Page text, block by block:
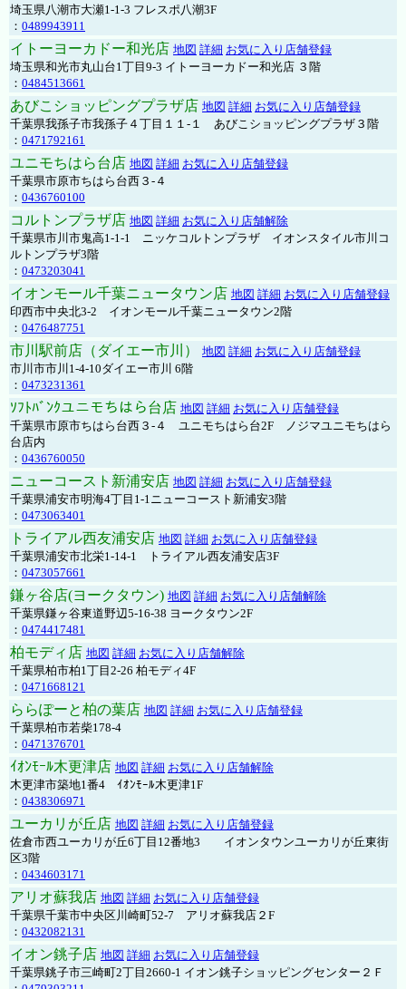
埼玉県八潮市大瀬1-1-3 フレスポ八潮3F
： 0489943911
イトーヨーカドー和光店 地図 詳細 お気に入り店舗登録
埼玉県和光市丸山台1丁目9-3 イトーヨーカドー和光店 ３階
： 0484513661
あびこショッピングプラザ店 地図 詳細 お気に入り店舗登録
千葉県我孫子市我孫子４丁目１１-１ あびこショッピングプラザ３階
： 0471792161
ユニモちはら台店 地図 詳細 お気に入り店舗登録
千葉県市原市ちはら台西３-４
： 0436760100
コルトンプラザ店 地図 詳細 お気に入り店舗解除
千葉県市川市鬼高1-1-1 ニッケコルトンプラザ イオンスタイル市川コ
ルトンプラザ3階
： 0473203041
イオンモール千葉ニュータウン店 地図 詳細 お気に入り店舗登録
印西市中央北3-2 イオンモール千葉ニュータウン2階
： 0476487751
市川駅前店（ダイエー市川） 地図 詳細 お気に入り店舗登録
市川市市川1-4-10ダイエー市川 6階
： 0473231361
ｿﾌﾄﾊﾞﾝｸユニモちはら台店 地図 詳細 お気に入り店舗登録
千葉県市原市ちはら台西３-４ ユニモちはら台2F ノジマユニモちはら
台店内
： 0436760050
ニューコースト新浦安店 地図 詳細 お気に入り店舗登録
千葉県浦安市明海4丁目1-1ニューコースト新浦安3階
： 0473063401
トライアル西友浦安店 地図 詳細 お気に入り店舗登録
千葉県浦安市北栄1-14-1 トライアル西友浦安店3F
： 0473057661
鎌ヶ谷店(ヨークタウン) 地図 詳細 お気に入り店舗解除
千葉県鎌ヶ谷東道野辺5-16-38 ヨークタウン2F
： 0474417481
柏モディ店 地図 詳細 お気に入り店舗解除
千葉県柏市柏1丁目2-26 柏モディ4F
： 0471668121
ららぽーと柏の葉店 地図 詳細 お気に入り店舗登録
千葉県柏市若柴178-4
： 0471376701
ｲｵﾝﾓｰﾙ木更津店 地図 詳細 お気に入り店舗解除
木更津市築地1番4 ｲｵﾝﾓｰﾙ木更津1F
： 0438306971
ユーカリが丘店 地図 詳細 お気に入り店舗登録
佐倉市西ユーカリが丘6丁目12番地3 イオンタウンユーカリが丘東街
区3階
： 0434603171
アリオ蘇我店 地図 詳細 お気に入り店舗登録
千葉県千葉市中央区川崎町52-7 アリオ蘇我店２F
： 0432082131
イオン銚子店 地図 詳細 お気に入り店舗登録
千葉県銚子市三崎町2丁目2660-1 イオン銚子ショッピングセンター２Ｆ